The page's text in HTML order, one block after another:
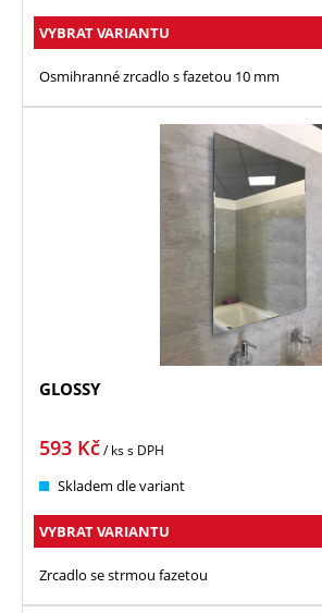
VYBRAT VARIANTU
Osmihranné zrcadlo s fazetou 10 mm
GLOSSY
593 Kč/ kss DPH
Skladem dle variant
VYBRAT VARIANTU
Zrcadlo se strmou fazetou